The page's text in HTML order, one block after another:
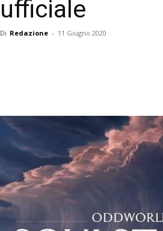
ufficiale
Di Redazione - 11 Giugno 2020